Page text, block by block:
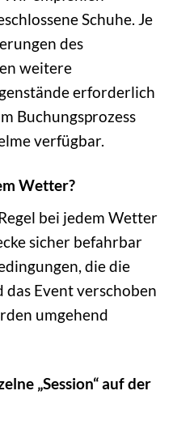
Schuhe. Je
des
weitere
erforderlich
Buchungsprozess
verfügbar.
Wetter?
bei jedem Wetter
sicher befahrbar
die die
Event verschoben
umgehend
„Session“ auf der